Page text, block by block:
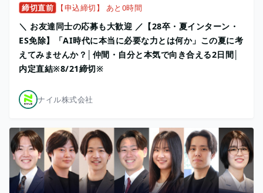
締切直前 【申込締切】 あと0時間
＼ お友達同士の応募も大歓迎 ／【28卒・夏インターン・
ES免除】「AI時代に本当に必要な力とは何か」この夏に考
えてみませんか？│仲間・自分と本気で向き合える2日間│
内定直結※8/21締切※
ナイル株式会社